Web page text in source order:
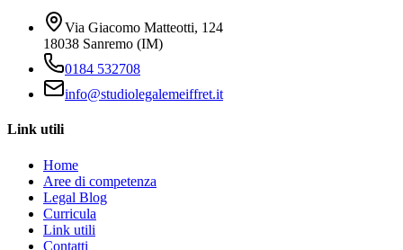
Via Giacomo Matteotti, 124
18038 Sanremo (IM)
0184 532708
info@studiolegalemeiffret.it
Link utili
Home
Aree di competenza
Legal Blog
Curricula
Link utili
Contatti